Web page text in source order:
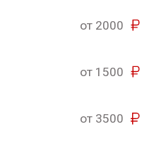
от 2000
от 1500
от 3500